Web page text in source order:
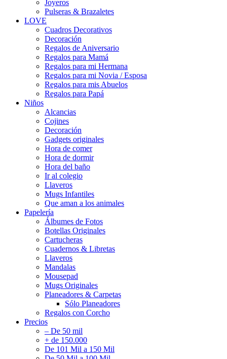
Joyeros
Pulseras & Brazaletes
LOVE
Cuadros Decorativos
Decoración
Regalos de Aniversario
Regalos para Mamá
Regalos para mi Hermana
Regalos para mi Novia / Esposa
Regalos para mis Abuelos
Regalos para Papá
Niños
Alcancias
Cojines
Decoración
Gadgets originales
Hora de comer
Hora de dormir
Hora del baño
Ir al colegio
Llaveros
Mugs Infantiles
Que aman a los animales
Papelería
Álbumes de Fotos
Botellas Originales
Cartucheras
Cuadernos & Libretas
Llaveros
Mandalas
Mousepad
Mugs Originales
Planeadores & Carpetas
Sólo Planeadores
Regalos con Corcho
Precios
– De 50 mil
+ de 150.000
De 101 Mil a 150 Mil